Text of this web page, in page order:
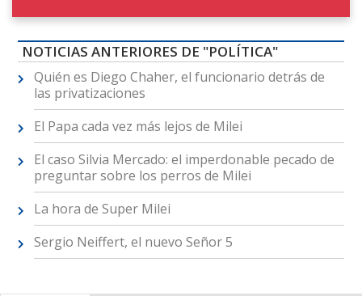
NOTICIAS ANTERIORES DE "POLÍTICA"
Quién es Diego Chaher, el funcionario detrás de
las privatizaciones
El Papa cada vez más lejos de Milei
El caso Silvia Mercado: el imperdonable pecado de
preguntar sobre los perros de Milei
La hora de Super Milei
Sergio Neiffert, el nuevo Señor 5